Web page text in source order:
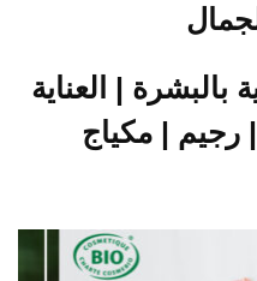
بالبشرة | العناية
رجيم | مكياج